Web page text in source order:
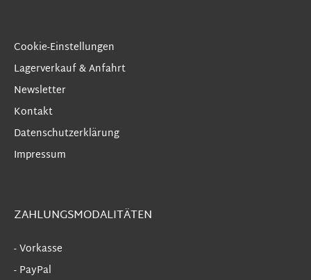
Cookie-Einstellungen
Lagerverkauf & Anfahrt
Newsletter
Kontakt
Datenschutzerklärung
Impressum
ZAHLUNGSMODALITÄTEN
- Vorkasse
- PayPal